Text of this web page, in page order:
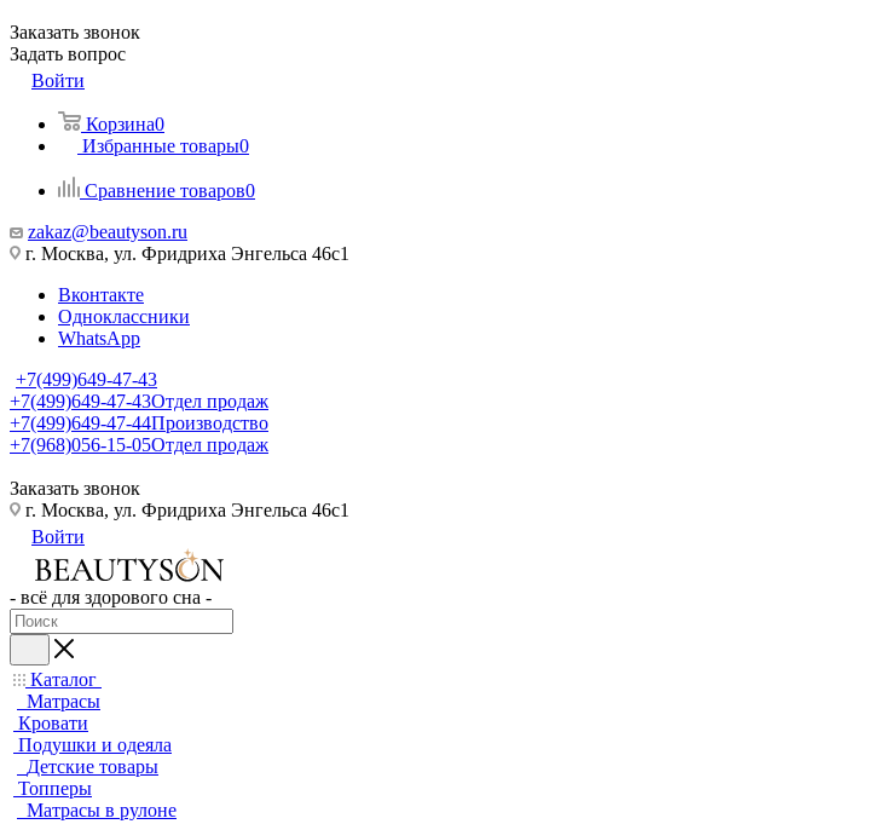
Заказать звонок
Задать вопрос
Войти
Корзина0
Избранные товары0
Сравнение товаров0
zakaz@beautyson.ru
г. Москва, ул. Фридриха Энгельса 46с1
Вконтакте
Одноклассники
WhatsApp
+7(499)649-47-43
+7(499)649-47-43Отдел продаж
+7(499)649-47-44Производство
+7(968)056-15-05Отдел продаж
Заказать звонок
г. Москва, ул. Фридриха Энгельса 46с1
Войти
- всё для здорового сна -
Каталог
Матрасы
Кровати
Подушки и одеяла
Детские товары
Топперы
Матрасы в рулоне